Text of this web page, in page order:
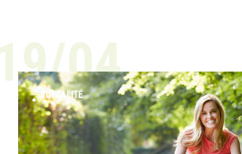
04
ACTUALITÉ